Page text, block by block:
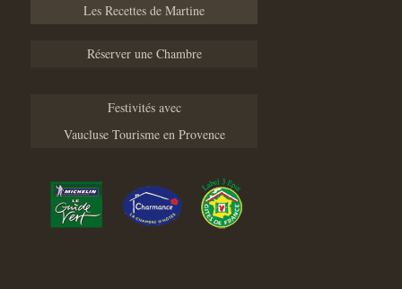
Les Recettes de Martine
Réserver une Chambre
Festivités avec
Vaucluse Tourisme en Provence